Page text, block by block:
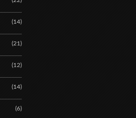
(14)
(21)
(12)
(14)
(6)